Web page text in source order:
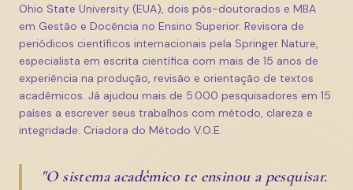
Ohio State University (EUA), dois pós-doutorados e MBA
em Gestão e Docência no Ensino Superior. Revisora de
periódicos científicos internacionais pela Springer Nature,
especialista em escrita científica com mais de 15 anos de
experiência na produção, revisão e orientação de textos
acadêmicos. Já ajudou mais de 5.000 pesquisadores em 15
países a escrever seus trabalhos com método, clareza e
integridade. Criadora do Método V.O.E.
"O sistema acadêmico te ensinou a pesquisar.